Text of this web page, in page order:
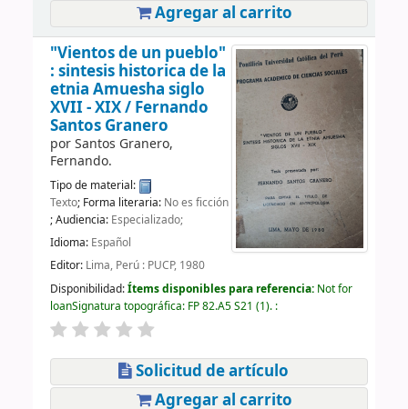
Agregar al carrito
"Vientos de un pueblo"
: sintesis historica de la
etnia Amuesha siglo
XVII - XIX / Fernando
Santos Granero
porSantos Granero,
Fernando.
Tipo de material:
Texto; Forma literaria: No es ficción
; Audiencia: Especializado;
Idioma: Español
Editor: Lima, Perú : PUCP, 1980
Disponibilidad:Ítems disponibles para referencia: Not for
loanSignatura topográfica: FP 82.A5 S21 (1). :
Solicitud de artículo
Agregar al carrito